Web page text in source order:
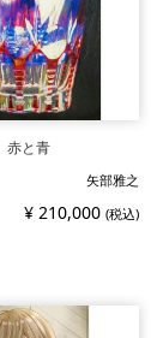
と青
矢部雅之
¥ 210,000 (税込)